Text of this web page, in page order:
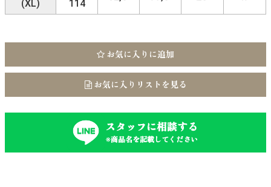
(XL)
114
お気に入りに追加
お気に入りリストを見る
スタッフに相談する
※商品名を記載してください